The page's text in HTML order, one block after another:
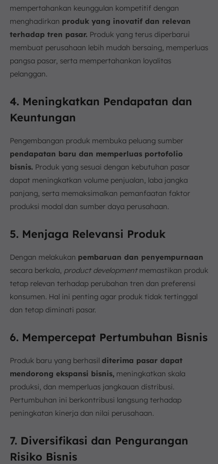
mempertahankan keunggulan kompetitif dengan
menghadirkan produk yang inovatif dan relevan
terhadap tren pasar. Produk yang terus diperbarui
membuat perusahaan lebih mudah bersaing, memperluas
pangsa pasar, serta mempertahankan loyalitas
pelanggan.
4. Meningkatkan Pendapatan dan
Keuntungan
Pengembangan produk membuka peluang sumber
pendapatan baru dan memperluas portofolio
bisnis. Produk yang sesuai dengan kebutuhan pasar
dapat meningkatkan volume penjualan, laba jangka
panjang, serta memaksimalkan pemanfaatan faktor
produksi modal dan sumber daya perusahaan.
5. Menjaga Relevansi Produk
Dengan melakukan pembaruan dan penyempurnaan
secara berkala, product developmentmemastikan produk
tetap relevan terhadap perubahan tren dan preferensi
konsumen. Hal ini penting agar produk tidak tertinggal
dan tetap diminati pasar.
6. Mempercepat Pertumbuhan Bisnis
Produk baru yang berhasil diterima pasar dapat
mendorong ekspansi bisnis, meningkatkan skala
produksi, dan memperluas jangkauan distribusi.
Pertumbuhan ini berkontribusi langsung terhadap
peningkatan kinerja dan nilai perusahaan.
7. Diversifikasi dan Pengurangan
Risiko Bisnis